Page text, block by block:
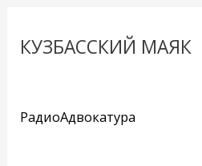
КУЗБАССКИЙ МАЯК
РадиоАдвокатура